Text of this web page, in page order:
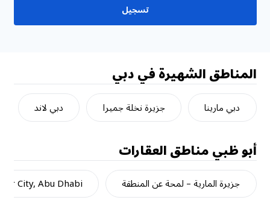
تسجيل
المناطق الشهيرة في دبي
دبي مارينا جزيرة نخلة جميرا دبي لاند
أبو ظبيمناطق العقارات
جزيرة المارية – لمحة عن المنطقة City, Abu Dhabi